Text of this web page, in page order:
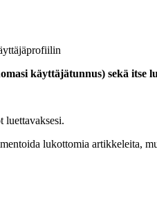
käyttäjätunnus) sekä itse
luettavaksesi.
lukottomia artikkeleita,